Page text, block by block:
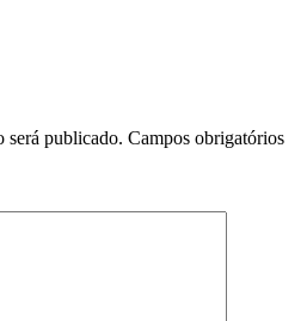
será publicado. Campos obrigatórios